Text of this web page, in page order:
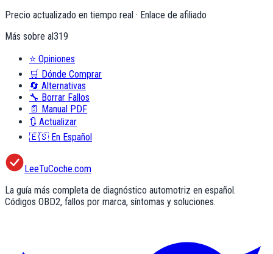
Precio actualizado en tiempo real · Enlace de afiliado
Más sobre al319
⭐ Opiniones
🛒 Dónde Comprar
🔄 Alternativas
🔧 Borrar Fallos
📄 Manual PDF
🔃 Actualizar
🇪🇸 En Español
LeeTuCoche.com
La guía más completa de diagnóstico automotriz en español.
Códigos OBD2, fallos por marca, síntomas y soluciones.